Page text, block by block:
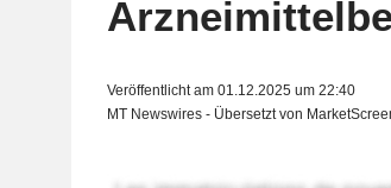
Veröffentlicht am 01.12.2025 um 22:40
MT Newswires - Übersetzt von